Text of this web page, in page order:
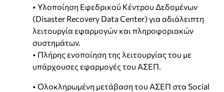
• Υλοποίηση Εφεδρικού Κέντρου Δεδομένων
(Disaster Recovery Data Center) για αδιάλειπτη
λειτουργία εφαρμογών και πληροφοριακών
συστημάτων.
• Πλήρης ενοποίηση της λειτουργίας του με
υπάρχουσες εφαρμογές του ΑΣΕΠ.
• Ολοκληρωμένη μετάβαση του ΑΣΕΠ στα Social